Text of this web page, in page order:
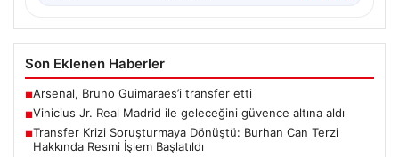
Son Eklenen Haberler
■Arsenal, Bruno Guimaraes’i transfer etti
■Vinicius Jr. Real Madrid ile geleceğini güvence altına aldı
■Transfer Krizi Soruşturmaya Dönüştü: Burhan Can Terzi
Hakkında Resmi İşlem Başlatıldı